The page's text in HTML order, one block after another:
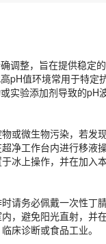
或微生物污染，若发
净工作台内进行移
冰上操作，并在加入
请务必佩戴一次性
，避免阳光直射，并
床诊断或食品工业。
调整，旨在提供稳定
pH值环境常用于特
实验添加剂导致的pH
或微生物污染，若发
净工作台内进行移
冰上操作，并在加
请务必佩戴一次性
，避免阳光直射，并
床诊断或食品工业。